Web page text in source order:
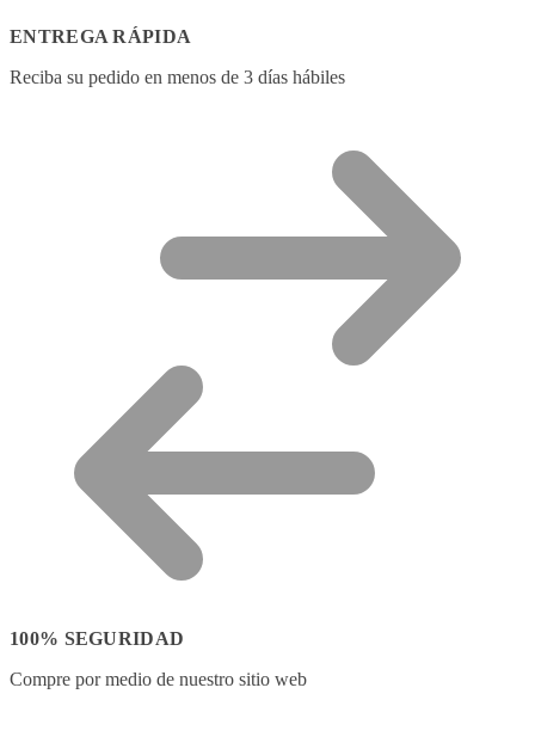
ENTREGA RÁPIDA
Reciba su pedido en menos de 3 días hábiles
100% SEGURIDAD
Compre por medio de nuestro sitio web